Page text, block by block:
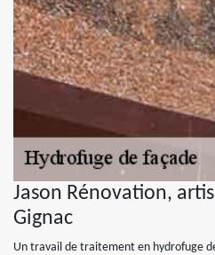
Jason Rénovation,
Gignac
Un travail de traitement en hydrofuge